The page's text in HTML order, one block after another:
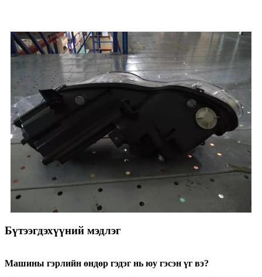
Бүтээгдэхүүний мэдлэг
Машины гэрлийн өндөр гэдэг нь юу гэсэн үг вэ?